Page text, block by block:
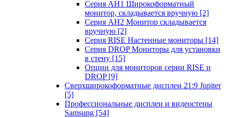
Серия AH1 Широкоформатный
монитор, складывается вручную [2]
Серия AH2 Монитор складывается
вручную [2]
Серия RISE Настенные мониторы [14]
Серия DROP Мониторы для установки
в стену [15]
Опции для мониторов серии RISE и
DROP [9]
Сверхширокоформатные дисплеи 21:9 Jupiter
[5]
Профессиональные дисплеи и видеостены
Samsung [54]